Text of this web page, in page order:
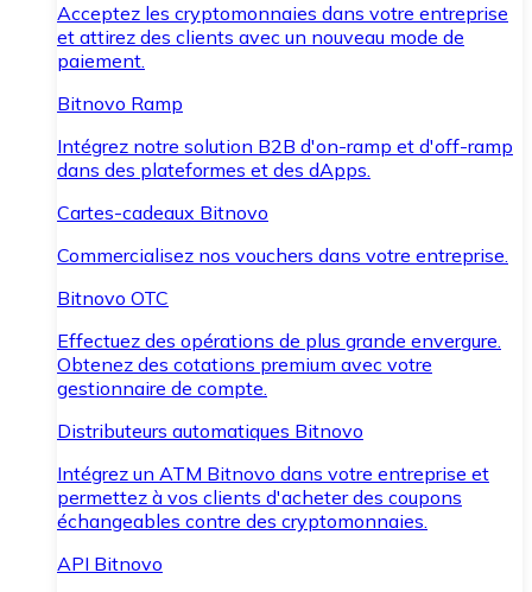
Acceptez les cryptomonnaies dans votre entreprise
et attirez des clients avec un nouveau mode de
paiement.
Bitnovo Ramp
Intégrez notre solution B2B d'on-ramp et d'off-ramp
dans des plateformes et des dApps.
Cartes-cadeaux Bitnovo
Commercialisez nos vouchers dans votre entreprise.
Bitnovo OTC
Effectuez des opérations de plus grande envergure.
Obtenez des cotations premium avec votre
gestionnaire de compte.
Distributeurs automatiques Bitnovo
Intégrez un ATM Bitnovo dans votre entreprise et
permettez à vos clients d'acheter des coupons
échangeables contre des cryptomonnaies.
API Bitnovo